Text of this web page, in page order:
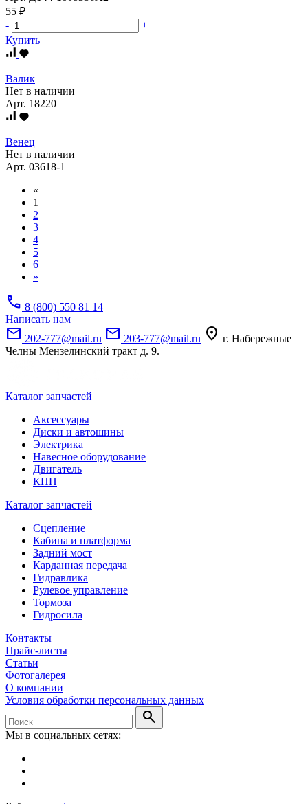
55 ₽
-
+
Купить
Валик
Нет в наличии
Арт. 18220
Венец
Нет в наличии
Арт. 03618-1
«
1
2
3
4
5
6
»
call 8 (800) 550 81 14
Написать нам
mail 202-777@mail.ru mail 203-777@mail.ru location_on г. Набережные
Челны Мензелинский тракт д. 9.
Каталог запчастей
Аксессуары
Диски и автошины
Электрика
Навесное оборудование
Двигатель
КПП
Каталог запчастей
Сцепление
Кабина и платформа
Задний мост
Карданная передача
Гидравлика
Рулевое управление
Тормоза
Гидросила
Контакты
Прайс-листы
Статьи
Фотогалерея
О компании
Условия обработки персональных данных
search
Мы в социальных сетях: